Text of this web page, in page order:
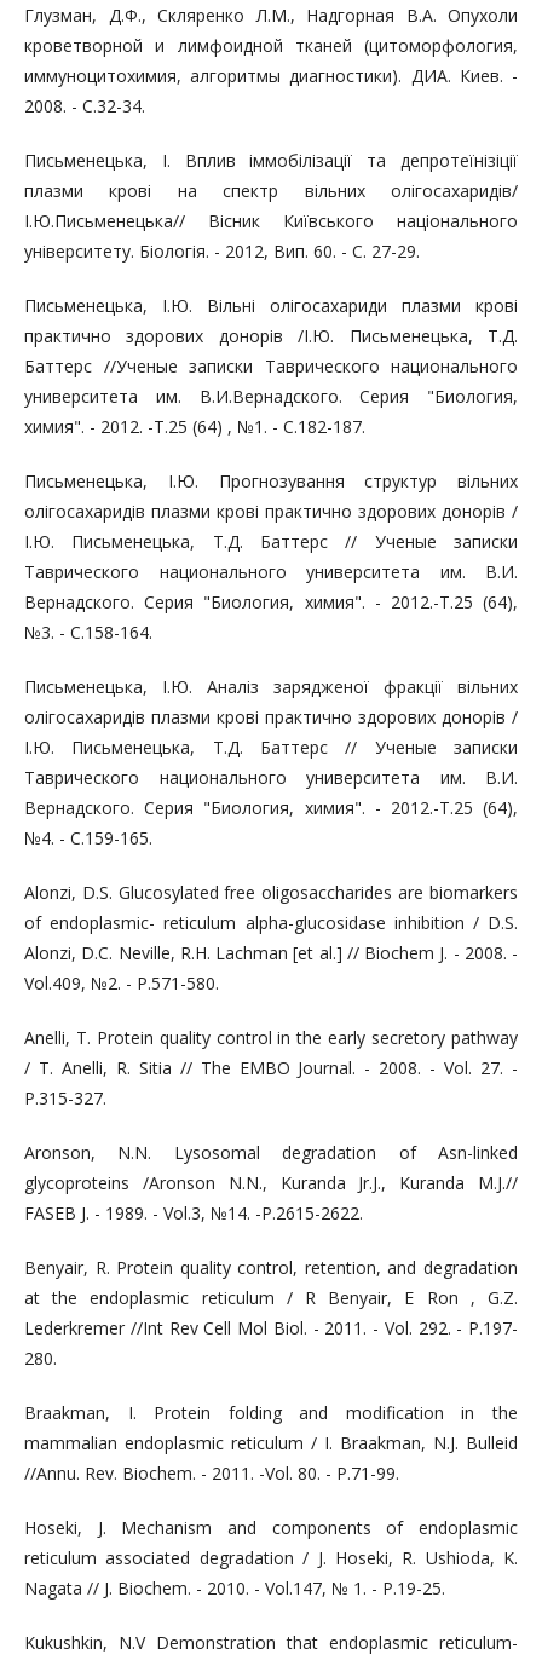
Глузман, Д.Ф., Скляренко Л.М., Надгорная В.А. Опухоли
кроветворной и лимфоидной тканей (цитоморфология,
иммуноцитохимия, алгоритмы диагностики). ДИА. Киев. -
2008. - С.32-34.
Письменецька, І. Вплив іммобілізації та депротеїнізіції
плазми крові на спектр вільних олігосахаридів/
І.Ю.Письменецька// Вісник Київського національного
університету. Біологія. - 2012, Вип. 60. - С. 27-29.
Письменецька, І.Ю. Вільні олігосахариди плазми крові
практично здорових донорів /І.Ю. Письменецька, Т.Д.
Баттерс //Ученые записки Таврического национального
университета им. В.И.Вернадского. Серия "Биология,
химия". - 2012. -Т.25 (64) , №1. - С.182-187.
Письменецька, І.Ю. Прогнозування структур вільних
олігосахаридів плазми крові практично здорових донорів /
І.Ю. Письменецька, Т.Д. Баттерс // Ученые записки
Таврического национального университета им. В.И.
Вернадского. Серия "Биология, химия". - 2012.-Т.25 (64),
№3. - С.158-164.
Письменецька, І.Ю. Аналіз зарядженої фракції вільних
олігосахаридів плазми крові практично здорових донорів /
І.Ю. Письменецька, Т.Д. Баттерс // Ученые записки
Таврического национального университета им. В.И.
Вернадского. Серия "Биология, химия". - 2012.-Т.25 (64),
№4. - С.159-165.
Alonzi, D.S. Glucosylated free oligosaccharides are biomarkers
of endoplasmic- reticulum alpha-glucosidase inhibition / D.S.
Alonzi, D.C. Neville, R.H. Lachman [et al.] // Biochem J. - 2008. -
Vol.409, №2. - Р.571-580.
Anelli, T. Protein quality control in the early secretory pathway
/ T. Anelli, R. Sitia // The EMBO Journal. - 2008. - Vol. 27. -
P.315-327.
Aronson, N.N. Lysosomal degradation of Asn-linked
glycoproteins /Aronson N.N., Kuranda Jr.J., Kuranda M.J.//
FASEB J. - 1989. - Vol.3, №14. -P.2615-2622.
Benyair, R. Protein quality control, retention, and degradation
at the endoplasmic reticulum / R Benyair, E Ron , G.Z.
Lederkremer //Int Rev Cell Mol Biol. - 2011. - Vol. 292. - P.197-
280.
Braakman, I. Protein folding and modification in the
mammalian endoplasmic reticulum / I. Braakman, N.J. Bulleid
//Annu. Rev. Biochem. - 2011. -Vol. 80. - P.71-99.
Hoseki, J. Mechanism and components of endoplasmic
reticulum associated degradation / J. Hoseki, R. Ushioda, K.
Nagata // J. Biochem. - 2010. - Vol.147, № 1. - P.19-25.
Kukushkin, N.V Demonstration that endoplasmic reticulum-